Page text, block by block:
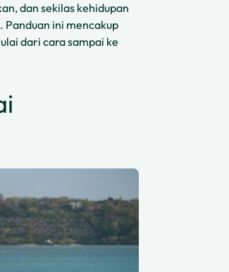
dan sekilas kehidupan
ini mencakup
dari cara sampai ke